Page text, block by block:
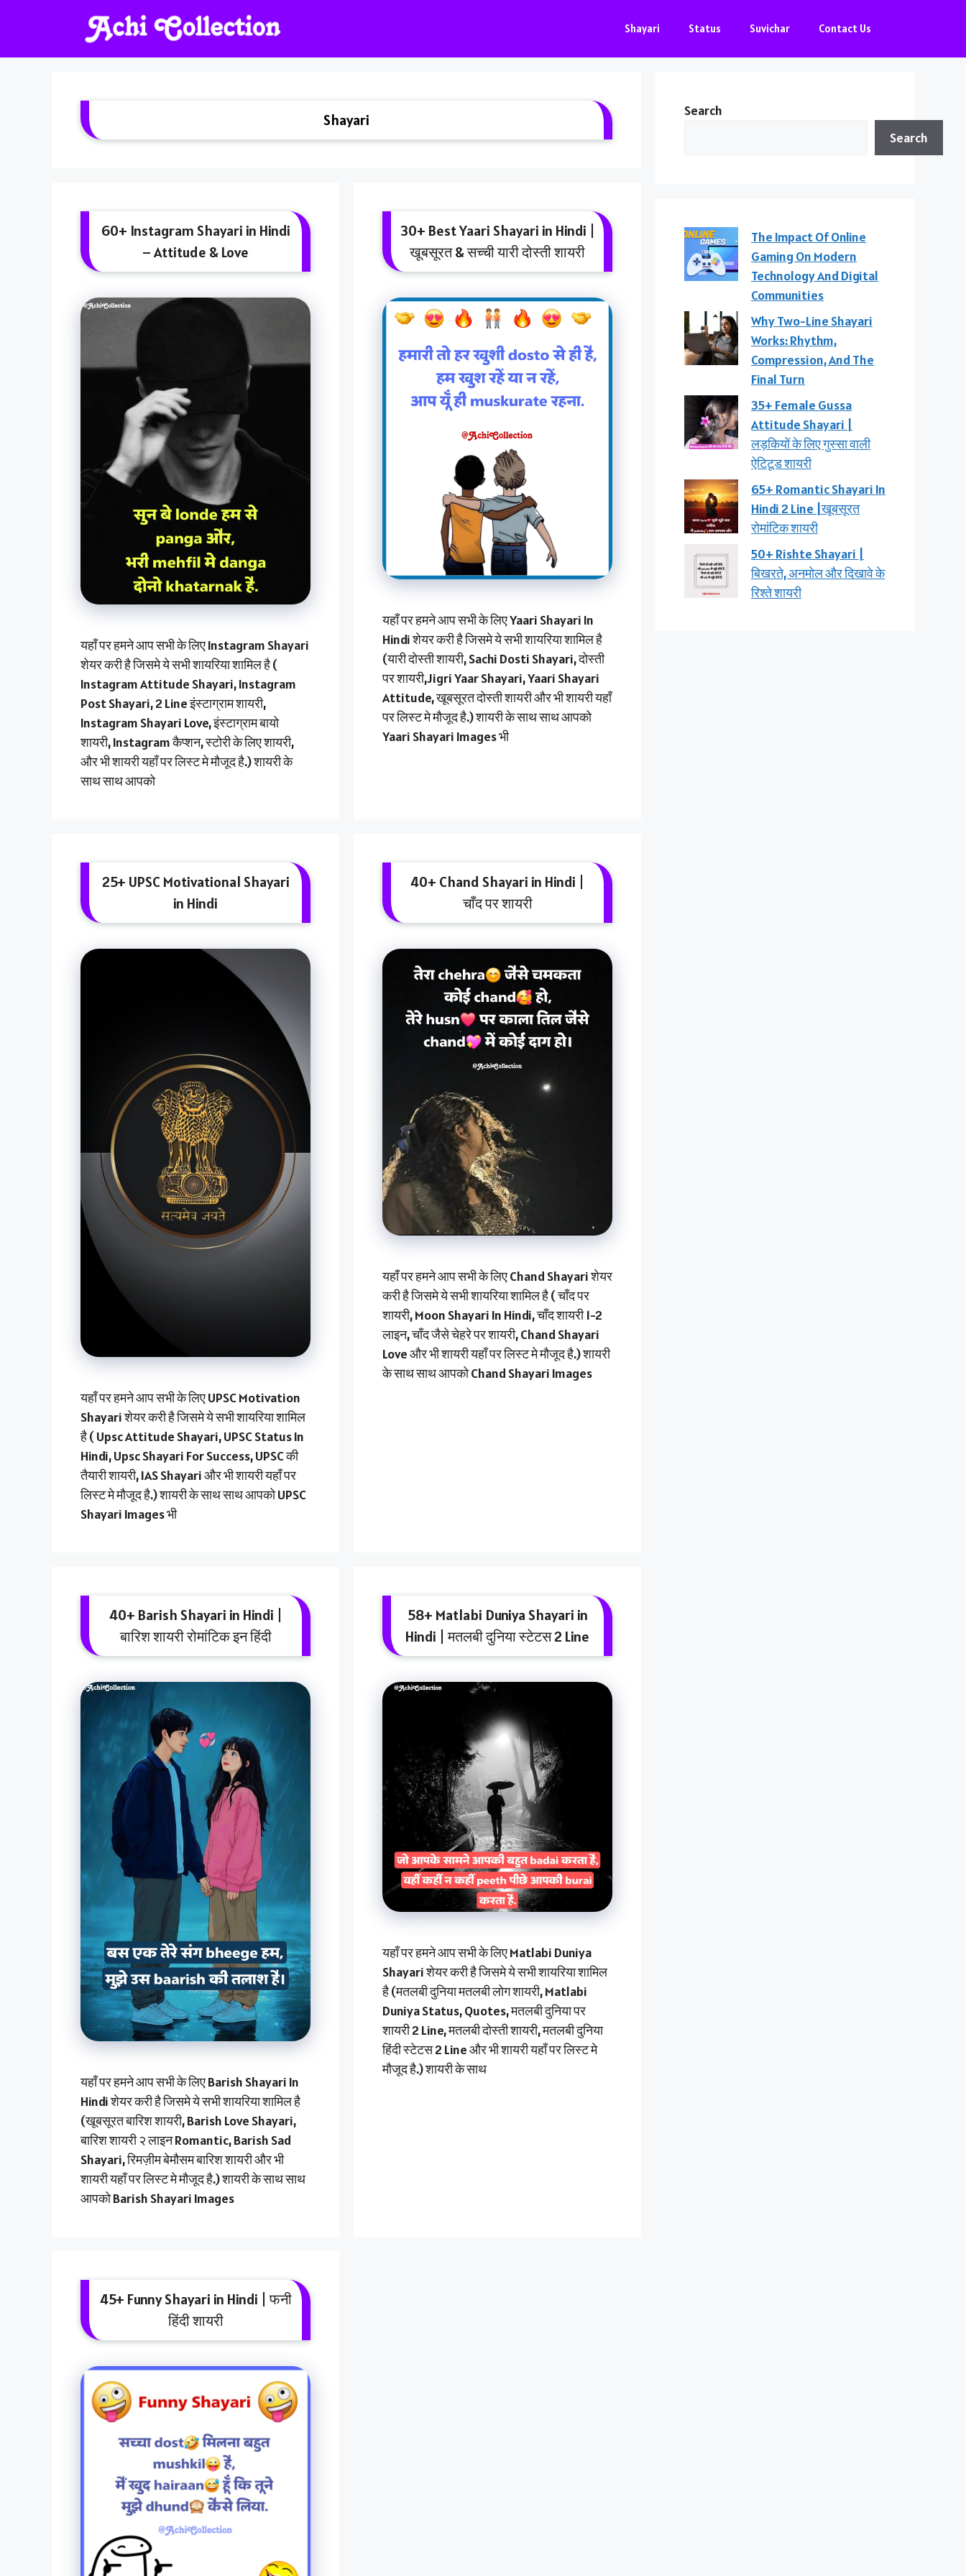
Shayari Status Suvichar Contact Us
Shayari
60+ Instagram Shayari in Hindi
– Attitude & Love
यहाँ पर हमने आप सभी के लिए Instagram Shayari
शेयर करी है जिसमे ये सभी शायरिया शामिल है (
Instagram Attitude Shayari, Instagram
Post Shayari, 2 Line इंस्टाग्राम शायरी,
Instagram Shayari Love, इंस्टाग्राम बायो
शायरी, Instagram कैप्शन, स्टोरी के लिए शायरी,
और भी शायरी यहाँ पर लिस्ट मे मौजूद है.) शायरी के
साथ साथ आपको
30+ Best Yaari Shayari in Hindi |
खूबसूरत & सच्ची यारी दोस्ती शायरी
यहाँ पर हमने आप सभी के लिए Yaari Shayari In
Hindi शेयर करी है जिसमे ये सभी शायरिया शामिल है
(यारी दोस्ती शायरी, Sachi Dosti Shayari, दोस्ती
पर शायरी,Jigri Yaar Shayari, Yaari Shayari
Attitude, खूबसूरत दोस्ती शायरी और भी शायरी यहाँ
पर लिस्ट मे मौजूद है.) शायरी के साथ साथ आपको
Yaari Shayari Images भी
25+ UPSC Motivational Shayari
in Hindi
यहाँ पर हमने आप सभी के लिए UPSC Motivation
Shayari शेयर करी है जिसमे ये सभी शायरिया शामिल
है ( Upsc Attitude Shayari, UPSC Status In
Hindi, Upsc Shayari For Success, UPSC की
तैयारी शायरी, IAS Shayari और भी शायरी यहाँ पर
लिस्ट मे मौजूद है.) शायरी के साथ साथ आपको UPSC
Shayari Images भी
40+ Chand Shayari in Hindi |
चाँद पर शायरी
यहाँ पर हमने आप सभी के लिए Chand Shayari शेयर
करी है जिसमे ये सभी शायरिया शामिल है ( चाँद पर
शायरी, Moon Shayari In Hindi, चाँद शायरी 1-2
लाइन, चाँद जैसे चेहरे पर शायरी, Chand Shayari
Love और भी शायरी यहाँ पर लिस्ट मे मौजूद है.) शायरी
के साथ साथ आपको Chand Shayari Images
40+ Barish Shayari in Hindi |
बारिश शायरी रोमांटिक इन हिंदी
यहाँ पर हमने आप सभी के लिए Barish Shayari In
Hindi शेयर करी है जिसमे ये सभी शायरिया शामिल है
(खूबसूरत बारिश शायरी, Barish Love Shayari,
बारिश शायरी २ लाइन Romantic, Barish Sad
Shayari, रिमज़ीम बेमौसम बारिश शायरी और भी
शायरी यहाँ पर लिस्ट मे मौजूद है.) शायरी के साथ साथ
आपको Barish Shayari Images
58+ Matlabi Duniya Shayari in
Hindi | मतलबी दुनिया स्टेटस 2 Line
यहाँ पर हमने आप सभी के लिए Matlabi Duniya
Shayari शेयर करी है जिसमे ये सभी शायरिया शामिल
है (मतलबी दुनिया मतलबी लोग शायरी, Matlabi
Duniya Status, Quotes, मतलबी दुनिया पर
शायरी 2 Line, मतलबी दोस्ती शायरी, मतलबी दुनिया
हिंदी स्टेटस 2 Line और भी शायरी यहाँ पर लिस्ट मे
मौजूद है.) शायरी के साथ
45+ Funny Shayari in Hindi | फनी
हिंदी शायरी
Search
Search
The Impact Of Online
Gaming On Modern
Technology And Digital
Communities
Why Two-Line Shayari
Works: Rhythm,
Compression, And The
Final Turn
35+ Female Gussa
Attitude Shayari |
लड़कियों के लिए गुस्सा वाली
ऐटिटूड शायरी
65+ Romantic Shayari In
Hindi 2 Line |खूबसूरत
रोमांटिक शायरी
50+ Rishte Shayari |
बिखरते, अनमोल और दिखावे के
रिश्ते शायरी